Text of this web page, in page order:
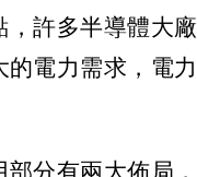
許多半導體大廠
電力需求，電力
分有兩大佈局，